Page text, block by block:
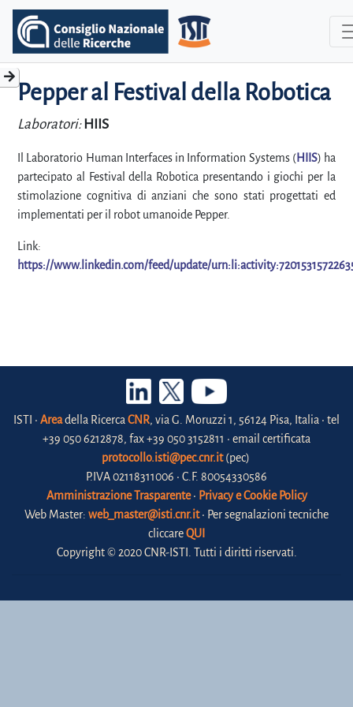
Pepper al Festival della Robotica
Laboratori: HIIS
Il Laboratorio Human Interfaces in Information Systems (HIIS) ha
partecipato al Festival della Robotica presentando i giochi per la
stimolazione cognitiva di anziani che sono stati progettati ed
implementati per il robot umanoide Pepper.
Link:
https://www.linkedin.com/feed/update/
ISTI • Areadella Ricerca CNR, via G. Moruzzi 1, 56124 Pisa, Italia • tel
+39 050 6212878, fax +39 050 3152811 • email certificata
protocollo.isti@pec.cnr.it(pec)
P.IVA 02118311006 • C.F. 80054330586
Amministrazione Trasparente• Privacy e Cookie Policy
Web Master: web_master@isti.cnr.it• Per segnalazioni tecniche
cliccareQUI
Copyright © 2020 CNR-ISTI. Tutti i diritti riservati.